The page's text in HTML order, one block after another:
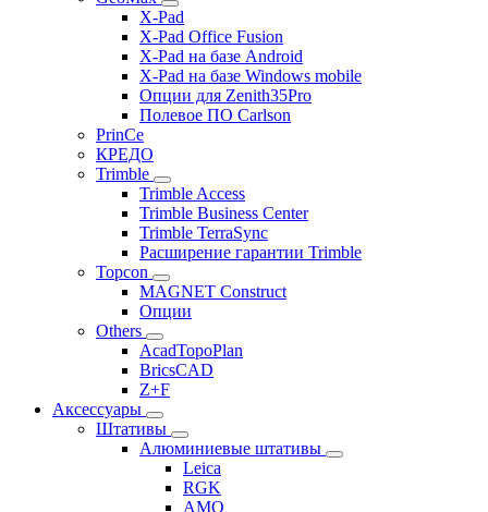
X-Pad
X-Pad Office Fusion
X-Pad на базе Android
X-Pad на базе Windows mobile
Опции для Zenith35Pro
Полевое ПО Carlson
PrinCe
КРЕДО
Trimble
Trimble Access
Trimble Business Center
Trimble TerraSync
Расширение гарантии Trimble
Topcon
MAGNET Construct
Опции
Others
AcadTopoPlan
BricsCAD
Z+F
Аксессуары
Штативы
Алюминиевые штативы
Leica
RGK
AMO